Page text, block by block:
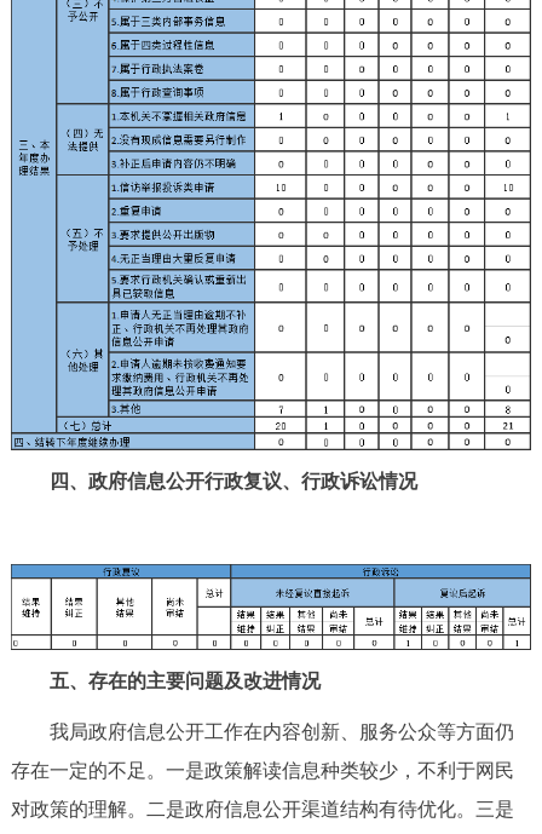
四、政府信息公开行政复议、行政诉讼情况
五、存在的主要问题及改进情况
我局政府信息公开工作在内容创新、服务公众等方面仍
存在一定的不足。一是政策解读信息种类较少，不利于网民
对政策的理解。二是政府信息公开渠道结构有待优化。三是